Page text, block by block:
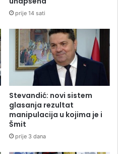
prije 14 sati
Stevandić: novi sistem
glasanja rezultat
manipulacija u kojima je i
Šmit
prije 3 dana